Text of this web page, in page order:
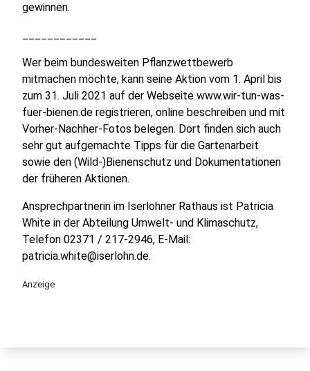
gewinnen.
Wer beim bundesweiten Pflanzwettbewerb
mitmachen möchte, kann seine Aktion vom 1. April bis
zum 31. Juli 2021 auf der Webseite www.wir-tun-was-
fuer-bienen.de registrieren, online beschreiben und mit
Vorher-Nachher-Fotos belegen. Dort finden sich auch
sehr gut aufgemachte Tipps für die Gartenarbeit
sowie den (Wild-)Bienenschutz und Dokumentationen
der früheren Aktionen.
Ansprechpartnerin im Iserlohner Rathaus ist Patricia
White in der Abteilung Umwelt- und Klimaschutz,
Telefon 02371 / 217-2946, E-Mail:
patricia.white@iserlohn.de.
Anzeige